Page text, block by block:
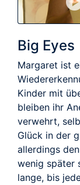
Big Eyes
Margaret ist
Kinder mit
bleiben ihr
verwehrt,
Glück in der
allerdings
wenig später
lange, bis